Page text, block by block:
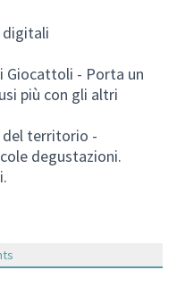
digitali
Giocattoli - Porta un
più con gli altri
del territorio -
degustazioni.